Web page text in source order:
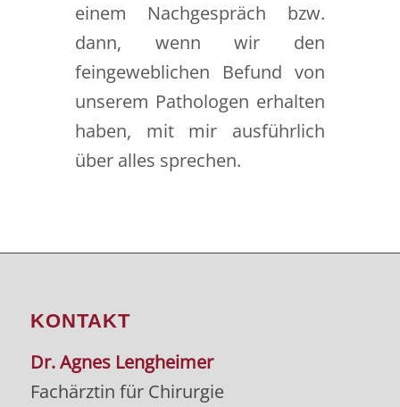
einem Nachgespräch bzw.
dann, wenn wir den
feingeweblichen Befund von
unserem Pathologen erhalten
haben, mit mir ausführlich
über alles sprechen.
KONTAKT
Dr. Agnes Lengheimer
Fachärztin für Chirurgie